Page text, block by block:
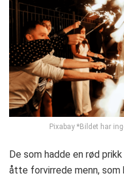
Pixabay *Bildet har
De som hadde en rød
åtte forvirrede menn,